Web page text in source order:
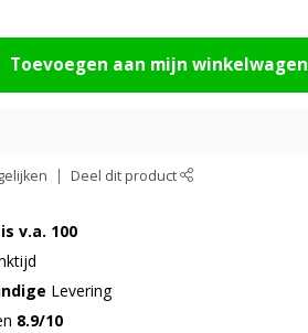
Toevoegen aan mijn winkelwagen
Deel dit product
v.a. 100
Levering
8.9/10